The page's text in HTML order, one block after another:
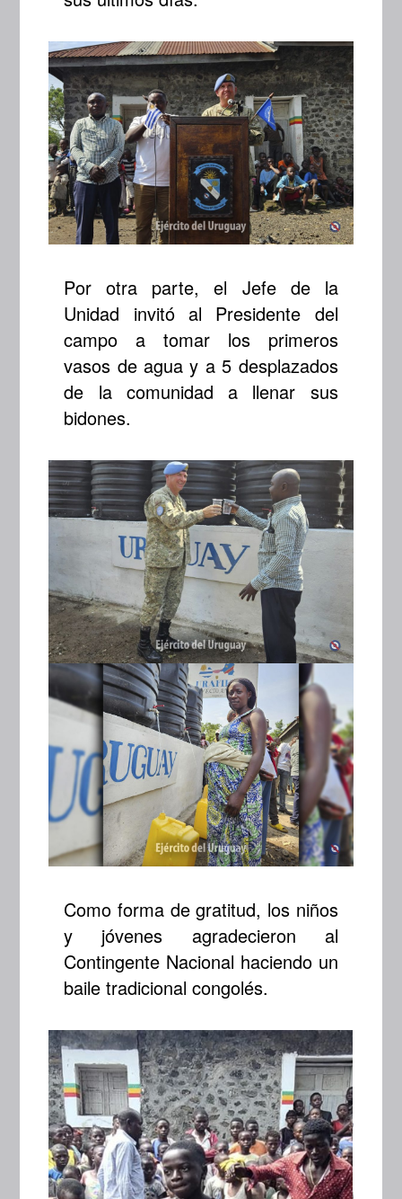
Por otra parte, el Jefe de la
Unidad invitó al Presidente del
campo a tomar los primeros
vasos de agua y a 5 desplazados
de la comunidad a llenar sus
bidones.
Como forma de gratitud, los niños
y jóvenes agradecieron al
Contingente Nacional haciendo un
baile tradicional congolés.